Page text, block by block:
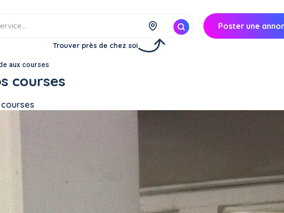
Trouver près de chez soi
Poster une
aux courses
courses
service